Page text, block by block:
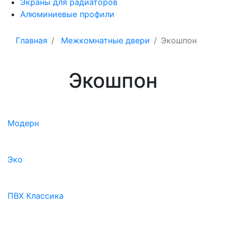
Алюминиевые профили
Главная Межкомнатные двери Экошпон
Экошпон
Модерн
Эко
ПВХ Классика